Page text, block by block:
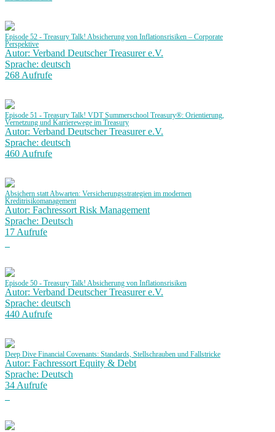
Episode 52 - Treasury Talk! Absicherung von Inflationsrisiken – Corporate
Perspektive
Autor: Verband Deutscher Treasurer e.V.
Sprache: deutsch
268 Aufrufe
Episode 51 - Treasury Talk! VDT Summerschool Treasury®: Orientierung,
Vernetzung und Karrierewege im Treasury
Autor: Verband Deutscher Treasurer e.V.
Sprache: deutsch
460 Aufrufe
Absichern statt Abwarten: Versicherungsstrategien im modernen
Kreditrisikomanagement
Autor: Fachressort Risk Management
Sprache: Deutsch
17 Aufrufe
Episode 50 - Treasury Talk! Absicherung von Inflationsrisiken
Autor: Verband Deutscher Treasurer e.V.
Sprache: deutsch
440 Aufrufe
Deep Dive Financial Covenants: Standards, Stellschrauben und Fallstricke
Autor: Fachressort Equity & Debt
Sprache: Deutsch
34 Aufrufe